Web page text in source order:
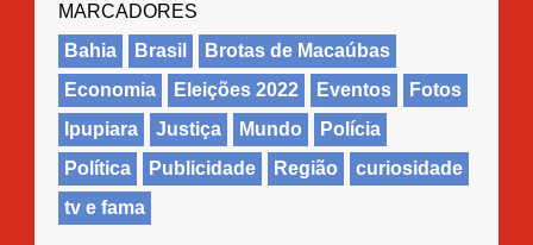
MARCADORES
Bahia
Brasil
Brotas de Macaúbas
Economia
Eleições 2022 Eventos
Fotos
Ipupiara
Justiça Mundo
Polícia
Política
Publicidade Região
curiosidade
tv e fama